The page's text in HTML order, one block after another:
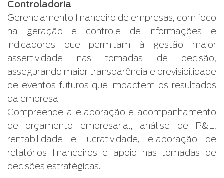
Controladoria
Gerenciamento financeiro de empresas, com foco
na geração e controle de informações e
indicadores que permitam à gestão maior
assertividade nas tomadas de decisão,
assegurando maior transparência e previsibilidade
de eventos futuros que impactem os resultados
da empresa.
Compreende a elaboração e acompanhamento
de orçamento empresarial, análise de P&L,
rentabilidade e lucratividade, elaboração de
relatórios financeiros e apoio nas tomadas de
decisões estratégicas.